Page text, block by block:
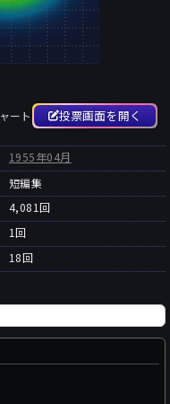
ート
投票画面を開く
1955年04月
短編集
4,081回
1回
18回